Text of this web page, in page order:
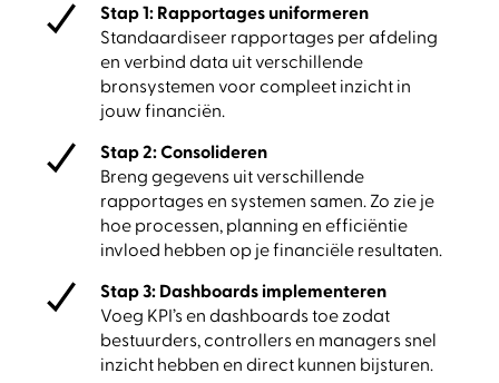
Stap 1: Rapportages uniformeren
Standaardiseer rapportages per afdeling
en verbind data uit verschillende
bronsystemen voor compleet inzicht in
jouw financiën.
Stap 2: Consolideren
Breng gegevens uit verschillende
rapportages en systemen samen. Zo zie je
hoe processen, planning en efficiëntie
invloed hebben op je financiële resultaten.
Stap 3: Dashboards implementeren
Voeg KPI’s en dashboards toe zodat
bestuurders, controllers en managers snel
inzicht hebben en direct kunnen bijsturen.